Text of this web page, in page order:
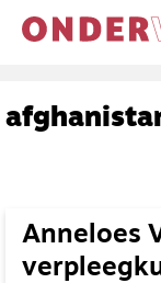
Anneloes